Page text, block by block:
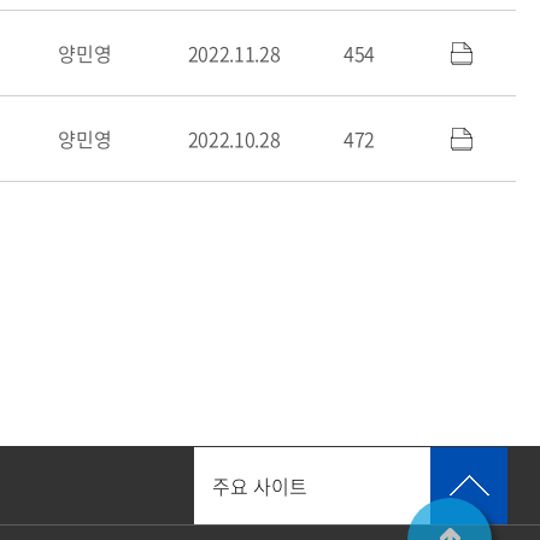
양민영 2022.11.28 454
양민영 2022.10.28 472
주요 사이트